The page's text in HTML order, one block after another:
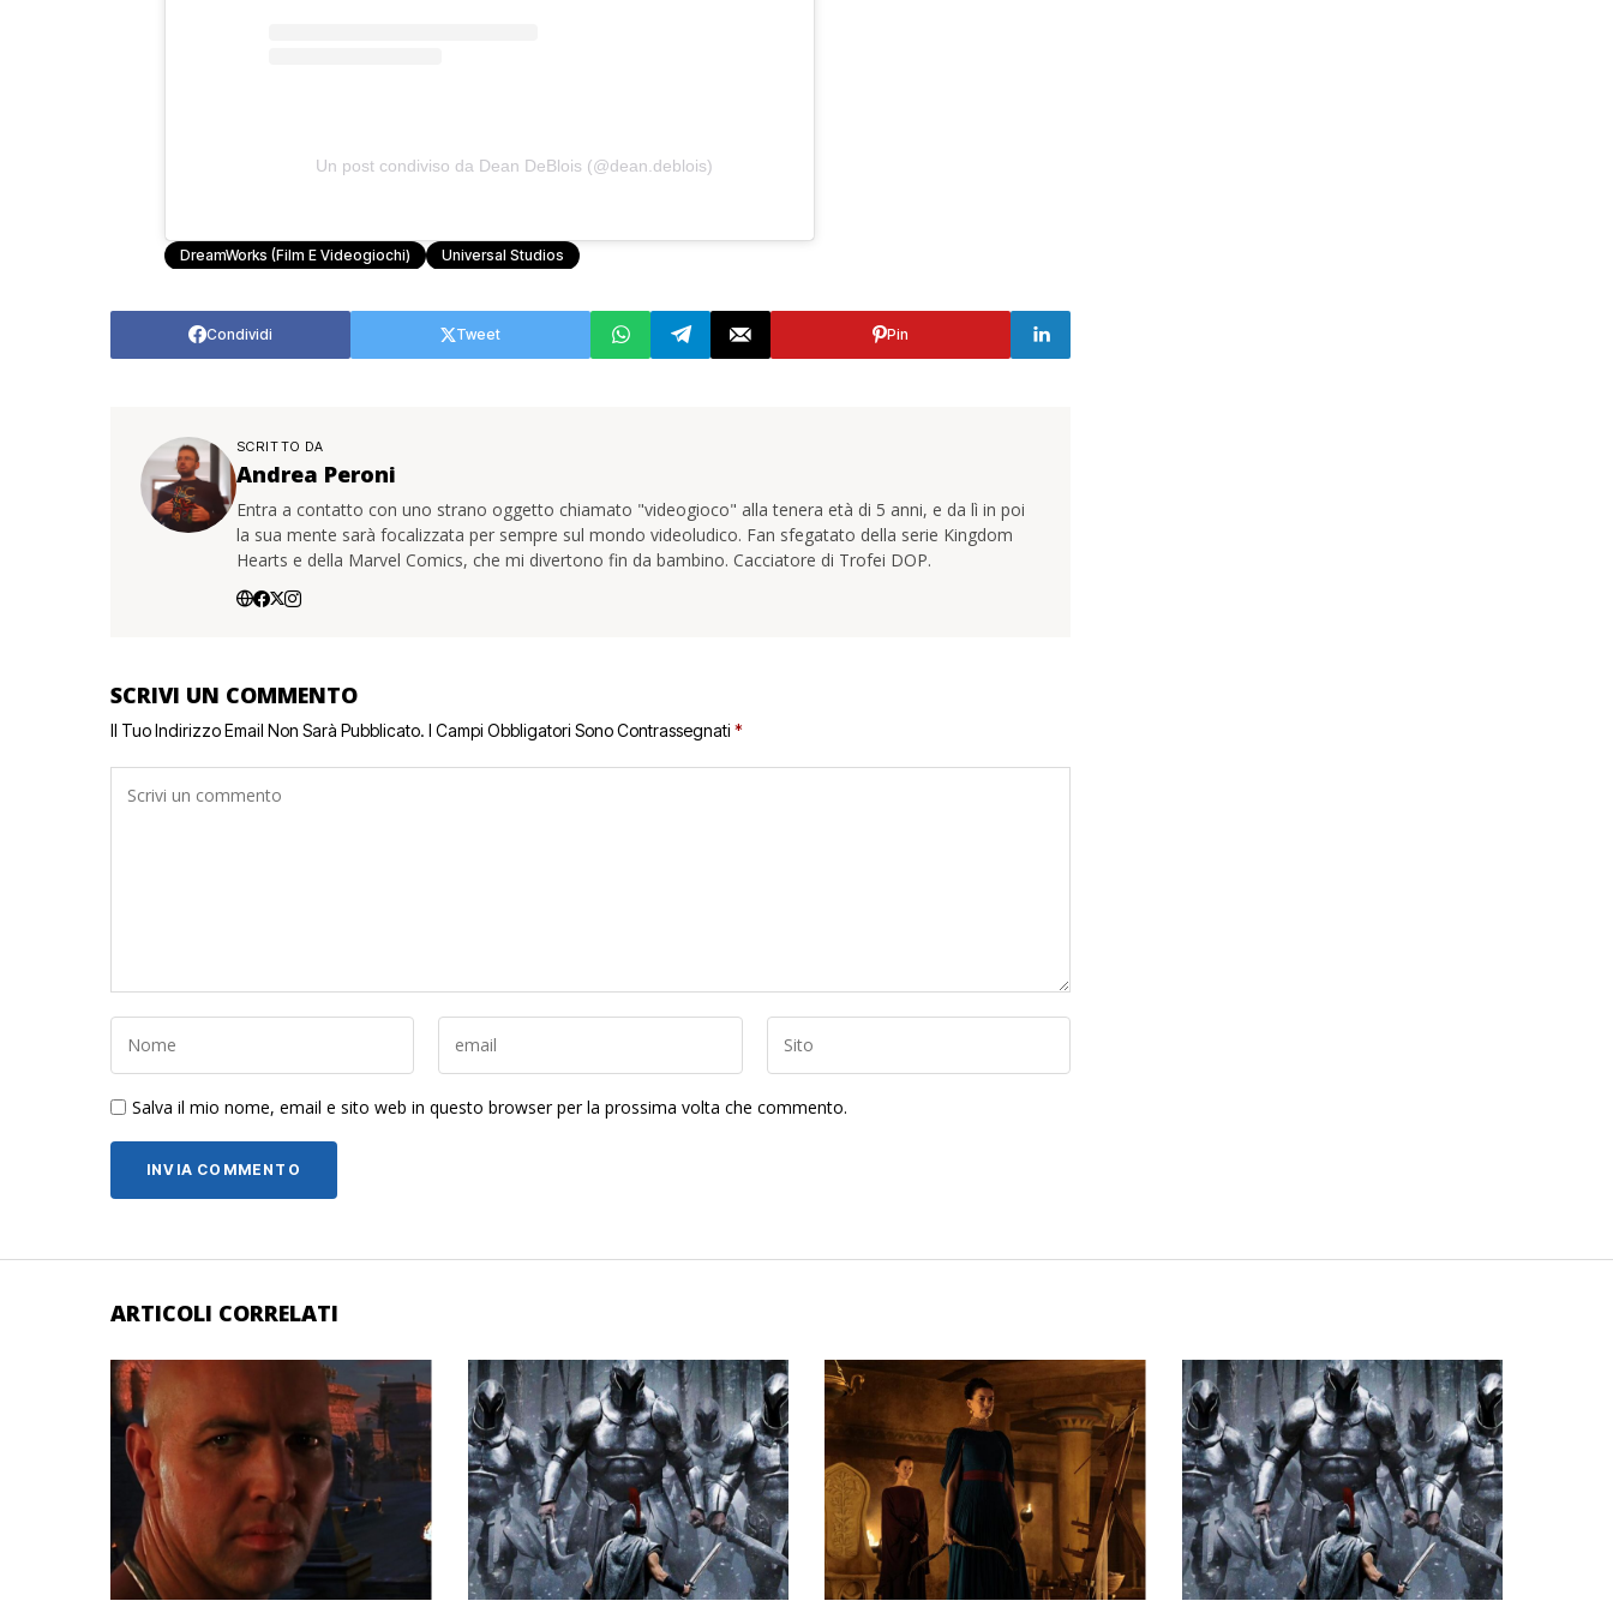
Un post condiviso da Dean DeBlois (@dean.deblois)
DreamWorks (Film E Videogiochi) Universal Studios
Condividi Tweet Pin
SCRITTO DA
Andrea Peroni
Entra a contatto con uno strano oggetto chiamato "videogioco" alla tenera età di 5 anni, e da lì in poi
la sua mente sarà focalizzata per sempre sul mondo videoludico. Fan sfegatato della serie Kingdom
Hearts e della Marvel Comics, che mi divertono fin da bambino. Cacciatore di Trofei DOP.
SCRIVI UN COMMENTO
Il Tuo Indirizzo Email Non Sarà Pubblicato. I Campi Obbligatori Sono Contrassegnati *
Salva il mio nome, email e sito web in questo browser per la prossima volta che commento.
ARTICOLI CORRELATI